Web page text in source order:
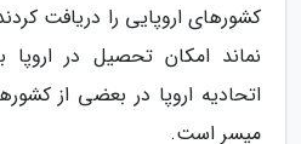
کشورهای اروپایی را دریافت
نماند امکان تحصیل در اروپا
اتحادیه اروپا در بعضی از
میسر است.